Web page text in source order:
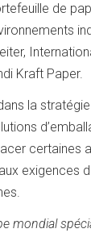
de
Kraft Paper.
la
certaines
exigences
mondial